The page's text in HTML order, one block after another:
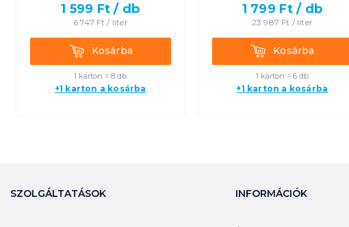
1 599 Ft / db
6 747 Ft / liter
KosárbaKosárba
1 karton = 8 db
+1 karton a kosárba
1 799 Ft / db
23 987 Ft / liter
KosárbaKosárba
1 karton = 6 db
+1 karton a kosárba
SZOLGÁLTATÁSOK INFORMÁCIÓK